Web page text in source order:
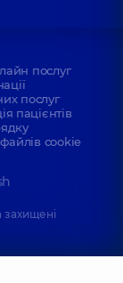
послуг
послуг
пацієнтів
cookie
захищені